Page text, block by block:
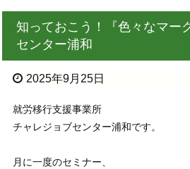
知っておこう！『色々なマー
センター浦和
2025年9月25日
就労移行支援事業所
チャレジョブセンター浦和です。
月に一度のセミナー、